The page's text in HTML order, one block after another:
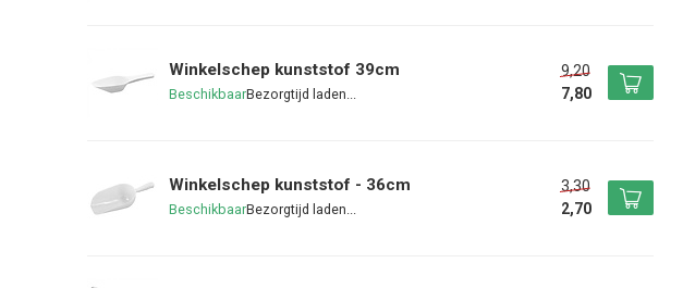
Winkelschep kunststof 39cm
Beschikbaar
9,20
7,80
Winkelschep kunststof - 36cm
Beschikbaar
3,30
2,70